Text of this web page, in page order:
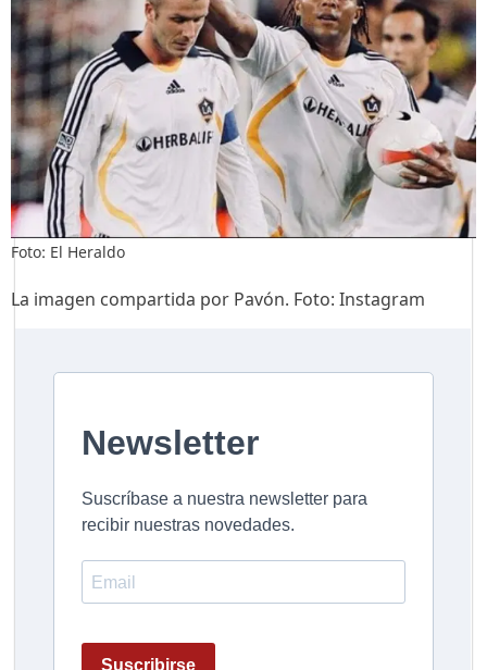
Foto: El Heraldo
La imagen compartida por Pavón. Foto: Instagram